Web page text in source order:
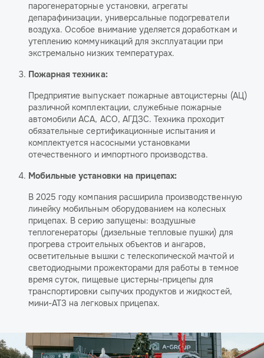
парогенераторные установки, агрегаты
депарафинизации, универсальные подогреватели
воздуха. Особое внимание уделяется доработкам и
утеплению коммуникаций для эксплуатации при
экстремально низких температурах.
Пожарная техника:
Предприятие выпускает пожарные автоцистерны (АЦ)
различной комплектации, служебные пожарные
автомобили АСА, АСО, АГДЗС. Техника проходит
обязательные сертификационные испытания и
комплектуется насосными установками
отечественного и импортного производства.
Мобильные установки на прицепах:
В 2025 году компания расширила производственную
линейку мобильным оборудованием на колесных
прицепах. В серию запущены: воздушные
теплогенераторы (дизельные тепловые пушки) для
прогрева строительных объектов и ангаров,
осветительные вышки с телескопической мачтой и
светодиодными прожекторами для работы в темное
время суток, пищевые цистерны-прицепы для
транспортировки сыпучих продуктов и жидкостей,
мини-АТЗ на легковых прицепах.